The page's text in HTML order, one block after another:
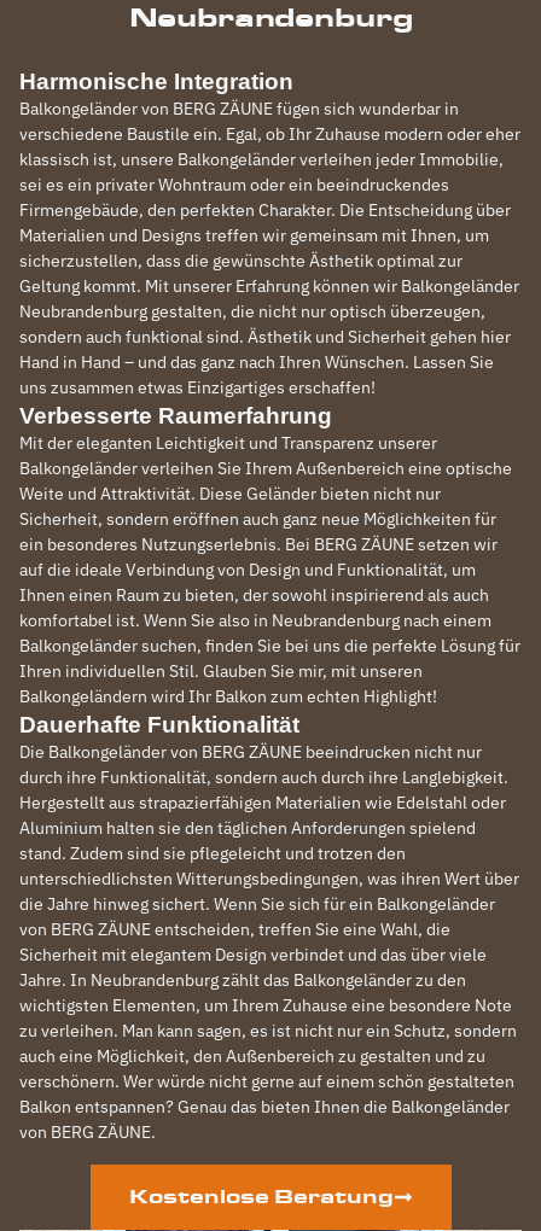
Neubrandenburg
Harmonische Integration
Balkongeländer von BERG ZÄUNE fügen sich wunderbar in
verschiedene Baustile ein. Egal, ob Ihr Zuhause modern oder eher
klassisch ist, unsere Balkongeländer verleihen jeder Immobilie,
sei es ein privater Wohntraum oder ein beeindruckendes
Firmengebäude, den perfekten Charakter. Die Entscheidung über
Materialien und Designs treffen wir gemeinsam mit Ihnen, um
sicherzustellen, dass die gewünschte Ästhetik optimal zur
Geltung kommt. Mit unserer Erfahrung können wir Balkongeländer
Neubrandenburg gestalten, die nicht nur optisch überzeugen,
sondern auch funktional sind. Ästhetik und Sicherheit gehen hier
Hand in Hand – und das ganz nach Ihren Wünschen. Lassen Sie
uns zusammen etwas Einzigartiges erschaffen!
Verbesserte Raumerfahrung
Mit der eleganten Leichtigkeit und Transparenz unserer
Balkongeländer verleihen Sie Ihrem Außenbereich eine optische
Weite und Attraktivität. Diese Geländer bieten nicht nur
Sicherheit, sondern eröffnen auch ganz neue Möglichkeiten für
ein besonderes Nutzungserlebnis. Bei BERG ZÄUNE setzen wir
auf die ideale Verbindung von Design und Funktionalität, um
Ihnen einen Raum zu bieten, der sowohl inspirierend als auch
komfortabel ist. Wenn Sie also in Neubrandenburg nach einem
Balkongeländer suchen, finden Sie bei uns die perfekte Lösung für
Ihren individuellen Stil. Glauben Sie mir, mit unseren
Balkongeländern wird Ihr Balkon zum echten Highlight!
Dauerhafte Funktionalität
Die Balkongeländer von BERG ZÄUNE beeindrucken nicht nur
durch ihre Funktionalität, sondern auch durch ihre Langlebigkeit.
Hergestellt aus strapazierfähigen Materialien wie Edelstahl oder
Aluminium halten sie den täglichen Anforderungen spielend
stand. Zudem sind sie pflegeleicht und trotzen den
unterschiedlichsten Witterungsbedingungen, was ihren Wert über
die Jahre hinweg sichert. Wenn Sie sich für ein Balkongeländer
von BERG ZÄUNE entscheiden, treffen Sie eine Wahl, die
Sicherheit mit elegantem Design verbindet und das über viele
Jahre. In Neubrandenburg zählt das Balkongeländer zu den
wichtigsten Elementen, um Ihrem Zuhause eine besondere Note
zu verleihen. Man kann sagen, es ist nicht nur ein Schutz, sondern
auch eine Möglichkeit, den Außenbereich zu gestalten und zu
verschönern. Wer würde nicht gerne auf einem schön gestalteten
Balkon entspannen? Genau das bieten Ihnen die Balkongeländer
von BERG ZÄUNE.
Kostenlose Beratung